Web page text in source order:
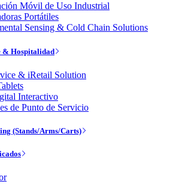
Móvil de Uso Industrial
Portátiles
Sensing & Cold Chain Solutions
& Hospitalidad
& iRetail Solution
Interactivo
de Punto de Servicio
(Stands/Arms/Carts)